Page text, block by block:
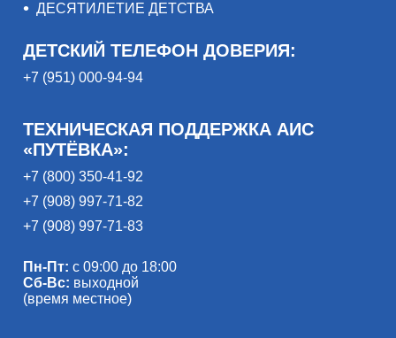
ДЕСЯТИЛЕТИЕ ДЕТСТВА
ДЕТСКИЙ ТЕЛЕФОН ДОВЕРИЯ:
+7 (951) 000-94-94
ТЕХНИЧЕСКАЯ ПОДДЕРЖКА АИС
«ПУТЁВКА»:
+7 (800) 350-41-92
+7 (908) 997-71-82
+7 (908) 997-71-83
Пн-Пт: с 09:00 до 18:00
Сб-Вс: выходной
(время местное)